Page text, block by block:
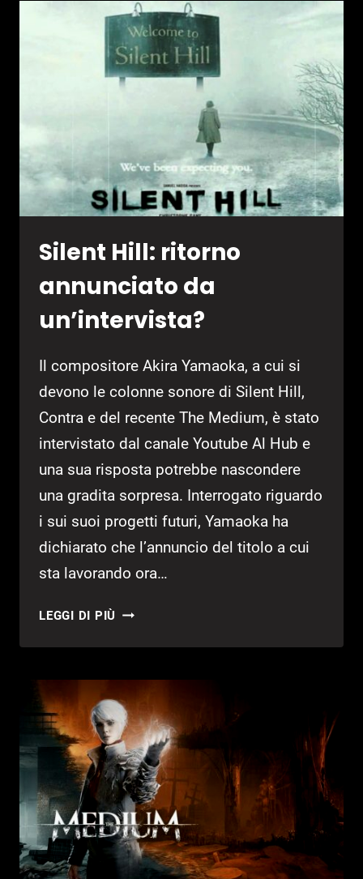
PATCH
1.1
Silent Hill: ritorno
annunciato da
un’intervista?
Il compositore Akira Yamaoka, a cui si
devono le colonne sonore di Silent Hill,
Contra e del recente The Medium, è stato
intervistato dal canale Youtube Al Hub e
una sua risposta potrebbe nascondere
una gradita sorpresa. Interrogato riguardo
i sui suoi progetti futuri, Yamaoka ha
dichiarato che l’annuncio del titolo a cui
sta lavorando ora…
LEGGI DI PIÙ SILENT
UN’INTERVISTA?